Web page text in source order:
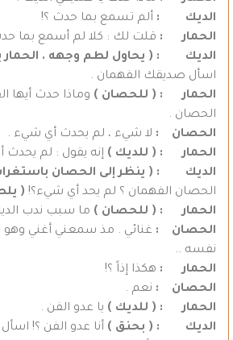
الديك : ألم تسمع بما حدث ؟!
الحمار : قلت لك : كلا لم أسمع بما
الديك : ( يحاول لطم وجهه .
اسأل صديقك الفهمان .
الحمار : ( للحصان ) وماذا حدث أيها
الحصان .
الحصان : لا شيء ، لم يحدث أي شيء .
الحمار : ( للديك ) إنه يقول : لم
الديك : ( ينظر إلى الحصان
الحصان الفهمان ؟ لم يحد أي شيء؟! (
الحمار : ( للحصان ) ما سبب ندب
الحصان : غنائي . مذ سمعني أغني
نفسه ..
الحمار : هكذا إذاً ؟!
الحصان : نعم .
الحمار : ( للديك ) يا عدو الفن .
الديك : ( بحنق ) أنا عدو الفن ؟!